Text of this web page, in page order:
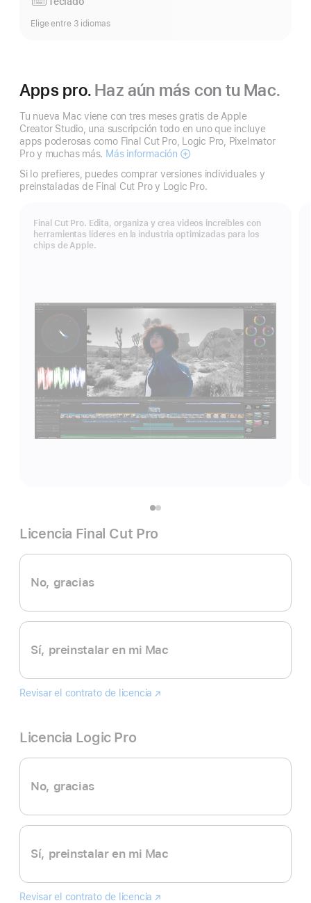
Elige entre 3 idiomas
Apps pro. Haz aún más con tu Mac.
Tu nueva Mac viene con tres meses gratis de Apple
Creator Studio, una suscripción todo en uno que incluye
apps poderosas como Final Cut Pro, Logic Pro, Pixelmator
Pro y muchas más. Más información Apple
Studio
Si lo prefieres, puedes comprar versiones individuales y
preinstaladas de Final Cut Pro y Logic Pro.
Final Cut Pro. Edita, organiza y crea videos increíbles con
herramientas líderes en la industria optimizadas para los
chips de Apple.
Licencia Final Cut Pro
No, gracias
Sí, preinstalar en mi Mac
Revisar el contrato de licencia Final
(se
Licencia Logic Pro
No, gracias
Sí, preinstalar en mi Mac
Revisar el contrato de licencia Logic
(se